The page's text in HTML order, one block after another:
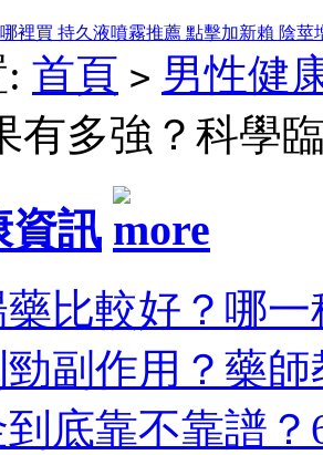
裡買 持久液噴霧推薦 點擊加新賴 陰莖
首頁 > 男性健
有多強？科學
資訊
比較好？哪
副作用？藥
底靠不靠譜？